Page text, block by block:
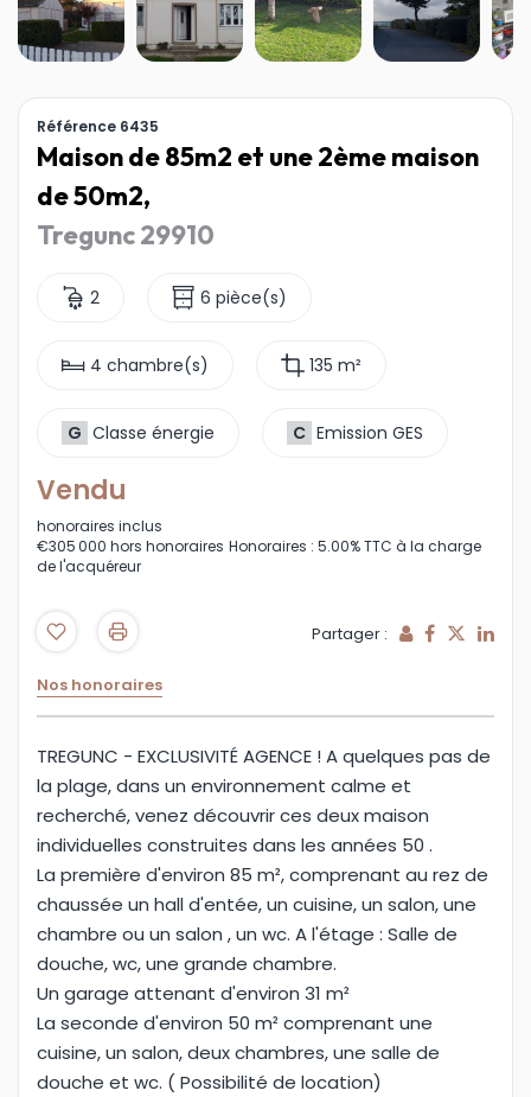
Référence 6435
Maison de 85m2 et une 2ème maison
de 50m2,
Tregunc 29910
2 6 pièce(s)
4 chambre(s) 135 m²
G Classe énergie C Emission GES
Vendu
honoraires inclus
€305 000 hors honoraires Honoraires : 5.00% TTC à la charge
de l'acquéreur
Partager :
Nos honoraires
TREGUNC - EXCLUSIVITÉ AGENCE ! A quelques pas de
la plage, dans un environnement calme et
recherché, venez découvrir ces deux maison
individuelles construites dans les années 50 .
La première d'environ 85 m², comprenant au rez de
chaussée un hall d'entée, un cuisine, un salon, une
chambre ou un salon , un wc. A l'étage : Salle de
douche, wc, une grande chambre.
Un garage attenant d'environ 31 m²
La seconde d'environ 50 m² comprenant une
cuisine, un salon, deux chambres, une salle de
douche et wc. ( Possibilité de location)